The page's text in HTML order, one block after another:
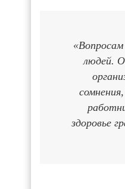
людей.
здоровье